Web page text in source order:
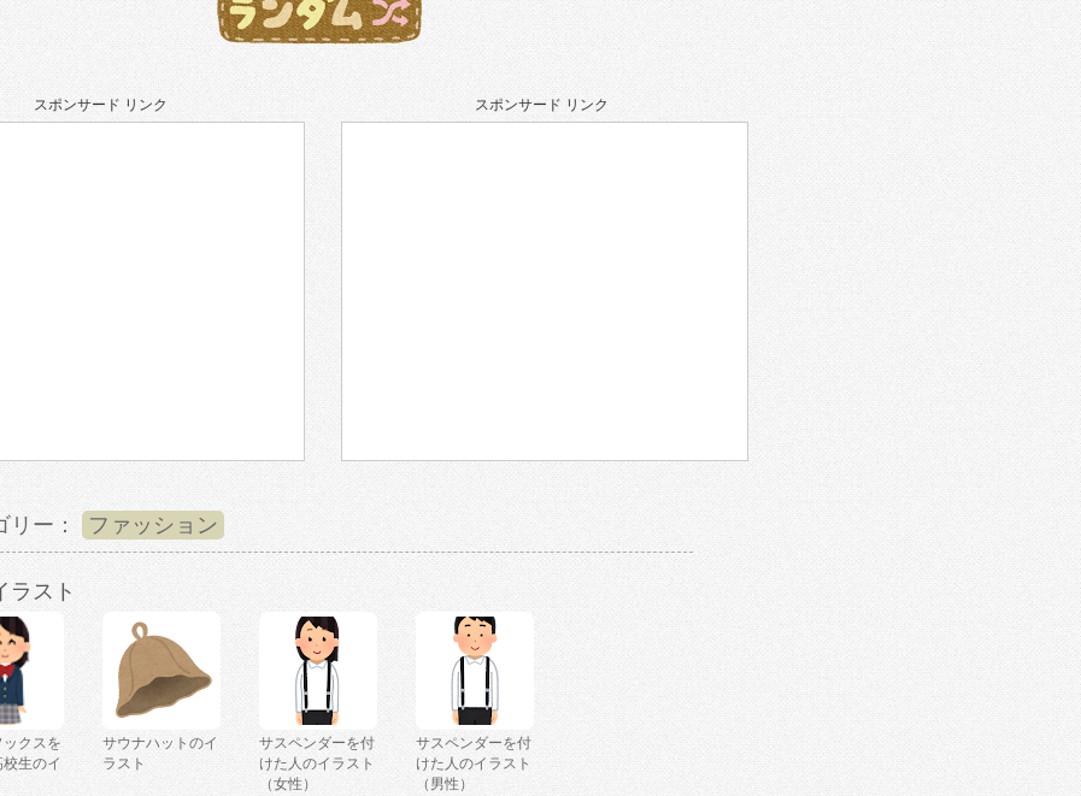
スポンサード リンク スポンサード リンク
リー： ファッション
ラスト
ックスを
生のイ
サウナハットのイ
ラスト
サスペンダーを付
けた人のイラスト
（女性）
サスペンダーを付
けた人のイラスト
（男性）